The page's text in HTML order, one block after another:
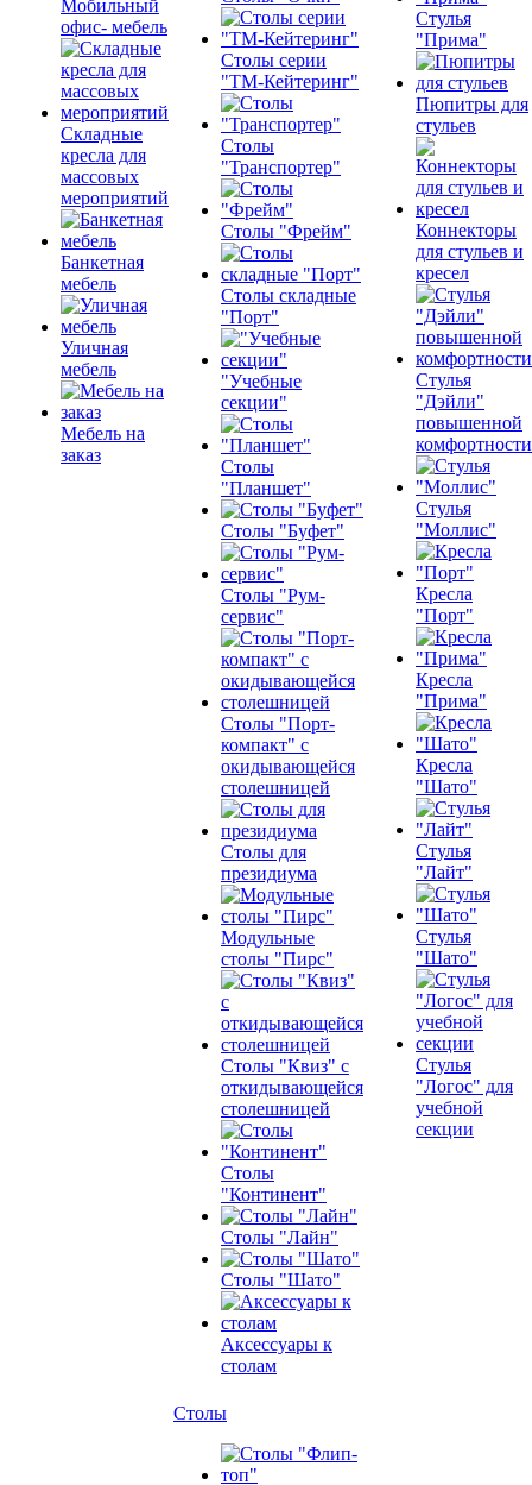
Мобильный
офис- мебель
Складные
кресла для
массовых
мероприятий
Банкетная
мебель
Уличная
мебель
Мебель на
заказ
Столы серии
"ТМ-Кейтеринг"
Столы
"Транспортер"
Столы "Фрейм"
Столы складные
"Порт"
"Учебные
секции"
Столы
"Планшет"
Столы "Буфет"
Столы "Рум-
сервис"
Столы "Порт-
компакт" с
окидывающейся
столешницей
Столы для
президиума
Модульные
столы "Пирс"
Столы "Квиз" с
откидывающейся
столешницей
Столы
"Континент"
Столы "Лайн"
Столы "Шато"
Аксессуары к
столам
Стулья
"Прима"
Пюпитры для
стульев
Коннекторы
для стульев и
кресел
Стулья
"Дэйли"
повышенной
комфортности
Стулья
"Моллис"
Кресла
"Порт"
Кресла
"Прима"
Кресла
"Шато"
Стулья
"Лайт"
Стулья
"Шато"
Стулья
"Логос" для
учебной
секции
Столы